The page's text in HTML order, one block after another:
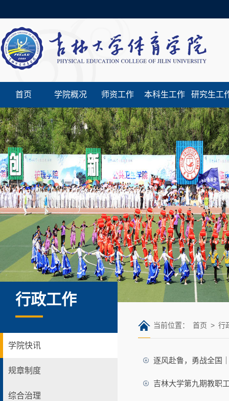
首页 学院概况 师资工作 本科生工作 研究生工
行政工作
学院快讯
规章制度
综合治理
当前位置： 首页 > 行
逐风赴鲁，勇战全国
吉林大学第九期教职